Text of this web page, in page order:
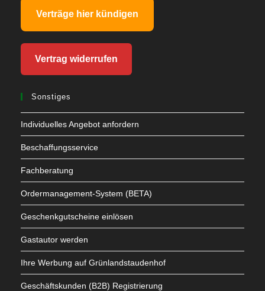
Verträge hier kündigen
Vertrag widerrufen
Sonstiges
Individuelles Angebot anfordern
Beschaffungsservice
Fachberatung
Ordermanagement-System (BETA)
Geschenkgutscheine einlösen
Gastautor werden
Ihre Werbung auf Grünlandstaudenhof
Geschäftskunden (B2B) Registrierung